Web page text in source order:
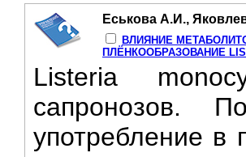
Еськова А.И.,
ВЛИЯНИЕ
ПЛЁНКООБРАЗОВАНИЕ
Listeria
сапронозов.
употребление в